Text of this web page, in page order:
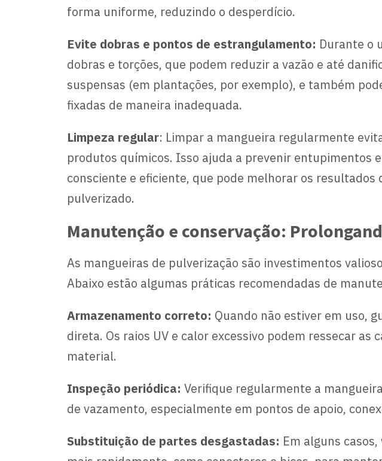
forma uniforme, reduzindo o desperdício.
Evite dobras e pontos de estrangulamento: Durante o
dobras e torções, que podem reduzir a vazão e até
suspensas (em plantações, por exemplo), e também
fixadas de maneira inadequada.
Limpeza regular: Limpar a mangueira regularmente
produtos químicos. Isso ajuda a prevenir entupimentos
consciente e eficiente, que pode melhorar os
pulverizado.
Manutenção e conservação:
As mangueiras de pulverização são investimentos
Abaixo estão algumas práticas recomendadas de
Armazenamento correto: Quando não estiver em uso,
direta. Os raios UV e calor excessivo podem ressecar
material.
Inspeção periódica: Verifique regularmente a
de vazamento, especialmente em pontos de apoio,
Substituição de partes desgastadas: Em alguns